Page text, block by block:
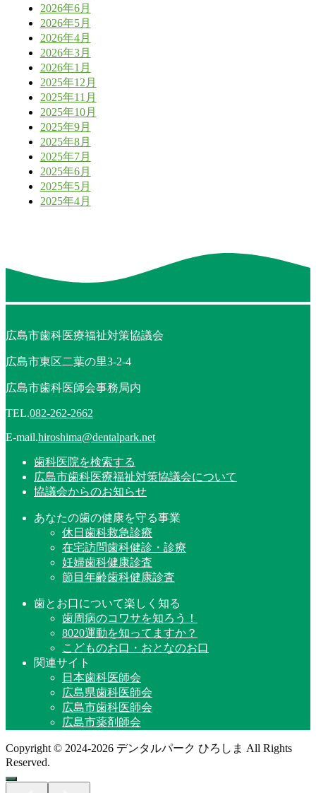
2026年6月
2026年5月
2026年4月
2026年3月
2026年1月
2025年12月
2025年11月
2025年10月
2025年9月
2025年8月
2025年7月
2025年6月
2025年5月
2025年4月
広島市歯科医療福祉対策協議会
広島市東区二葉の里3-2-4
広島市歯科医師会事務局内
TEL.082-262-2662
E-mail.hiroshima@dentalpark.net
歯科医院を検索する
広島市歯科医療福祉対策協議会について
協議会からのお知らせ
あなたの歯の健康を守る事業
休日歯科救急診療
在宅訪問歯科健診・診療
妊婦歯科健康診査
節目年齢歯科健康診査
歯とお口について楽しく知る
歯周病のコワサを知ろう！
8020運動を知ってますか？
こどものお口・おとなのお口
関連サイト
日本歯科医師会
広島県歯科医師会
広島市歯科医師会
広島市薬剤師会
Copyright © 2024-2026 デンタルパーク ひろしま All Rights
Reserved.